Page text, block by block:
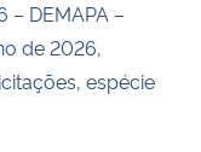
DEMAPA –
de 2026,
espécie